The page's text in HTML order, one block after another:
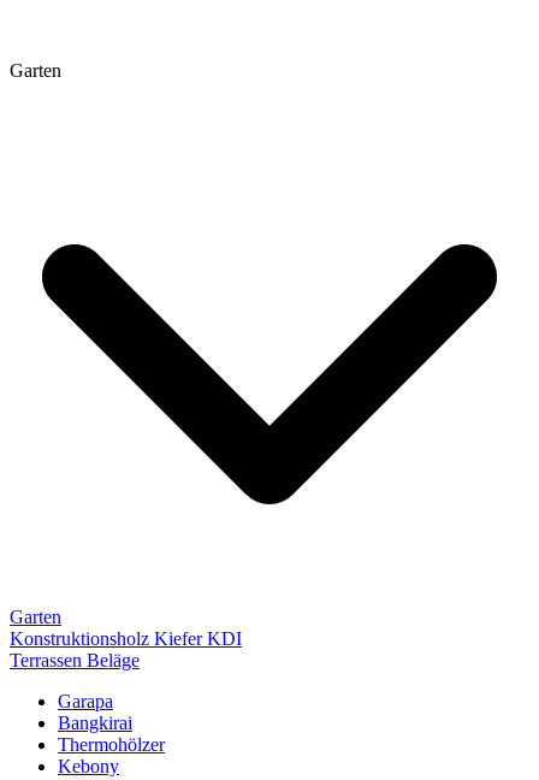
Garten
Garten
Konstruktionsholz Kiefer KDI
Terrassen Beläge
Garapa
Bangkirai
Thermohölzer
Kebony